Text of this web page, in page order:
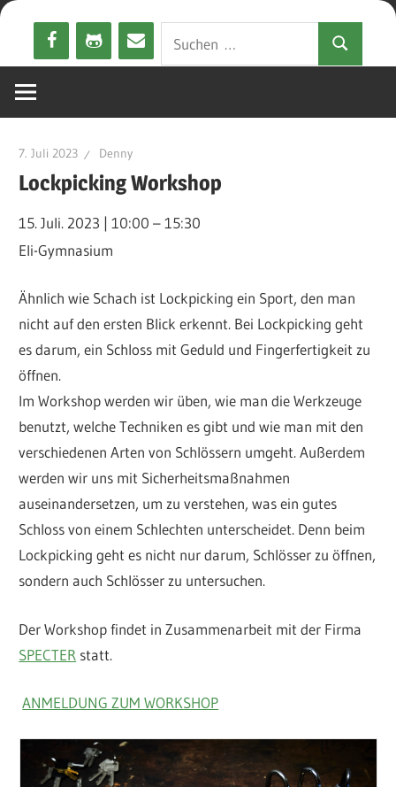
Zum
springen
Suchen
7. Juli 2023 Denny
Lockpicking Workshop
15. Juli. 2023 |10:00–15:30
Eli-Gymnasium
Ähnlich wie Schach ist Lockpicking ein Sport, den man
nicht auf den ersten Blick erkennt. Bei Lockpicking geht
es darum, ein Schloss mit Geduld und Fingerfertigkeit zu
öffnen.
Im Workshop werden wir üben, wie man die Werkzeuge
benutzt, welche Techniken es gibt und wie man mit den
verschiedenen Arten von Schlössern umgeht. Außerdem
werden wir uns mit Sicherheitsmaßnahmen
auseinandersetzen, um zu verstehen, was ein gutes
Schloss von einem Schlechten unterscheidet. Denn beim
Lockpicking geht es nicht nur darum, Schlösser zu öffnen,
sondern auch Schlösser zu untersuchen.
Der Workshop findet in Zusammenarbeit mit der Firma
SPECTER statt.
ANMELDUNG ZUM WORKSHOP